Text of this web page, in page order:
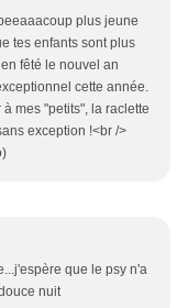
plus jeune
tes enfants sont plus
fêté le nouvel an
cette année.
mes "petits", la raclette
exception !<br />
que le psy n'a
nuit